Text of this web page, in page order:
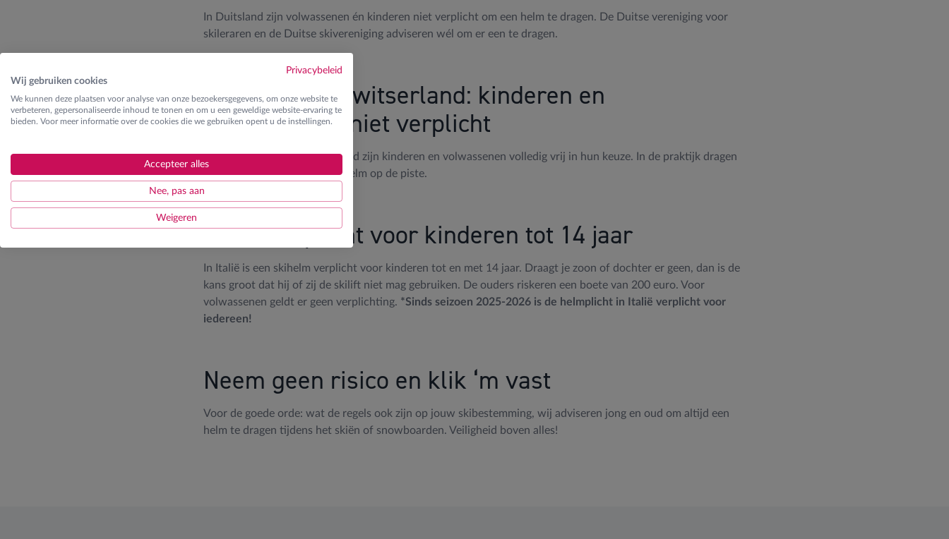
Privacybeleid
Wij gebruiken cookies
We kunnen deze plaatsen voor analyse van onze bezoekersgegevens, om onze website te
verbeteren, gepersonaliseerde inhoud te tonen en om u een geweldige website-ervaring te
bieden. Voor meer informatie over de cookies die we gebruiken opent u de instellingen.
Accepteer alles
Nee, pas aan
Weigeren
In Duitsland zijn volwassenen én kinderen niet verplicht om een helm te dragen. De Duitse vereniging voor
skileraren en de Duitse skivereniging adviseren wél om er een te dragen.
Frankrijk en Zwitserland: kinderen en
volwassenen niet verplicht
Ook in Frankrijk en Zwitserland zijn kinderen en volwassenen volledig vrij in hun keuze. In de praktijk dragen
de meeste Zwitsers wél een helm op de piste.
Italië: verplicht voor kinderen tot 14 jaar
In Italië is een skihelm verplicht voor kinderen tot en met 14 jaar. Draagt je zoon of dochter er geen, dan is de
kans groot dat hij of zij de skilift niet mag gebruiken. De ouders riskeren een boete van 200 euro. Voor
volwassenen geldt er geen verplichting. *Sinds seizoen 2025-2026 is de helmplicht in Italië verplicht voor
iedereen!
Neem geen risico en klik ‘m vast
Voor de goede orde: wat de regels ook zijn op jouw skibestemming, wij adviseren jong en oud om altijd een
helm te dragen tijdens het skiën of snowboarden. Veiligheid boven alles!